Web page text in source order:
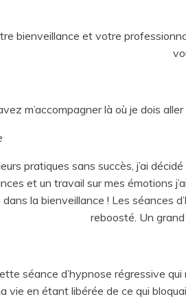
bienveillance et votre
m’accompagner là où je dois
pratiques sans succès, j’ai
et un travail sur mes émotions
la bienveillance ! Les séances
reboosté. Un
séance d’hypnose régressive
vie en étant libérée de ce qui